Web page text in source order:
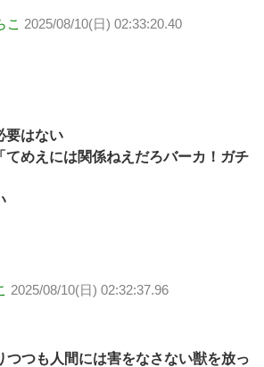
こ 2025/08/10(日) 02:33:20.40
要はない
てめえには関係ねえだろバーカ！ガチ
2025/08/10(日) 02:32:37.96
つつも人間には害をなさない獣を放っ